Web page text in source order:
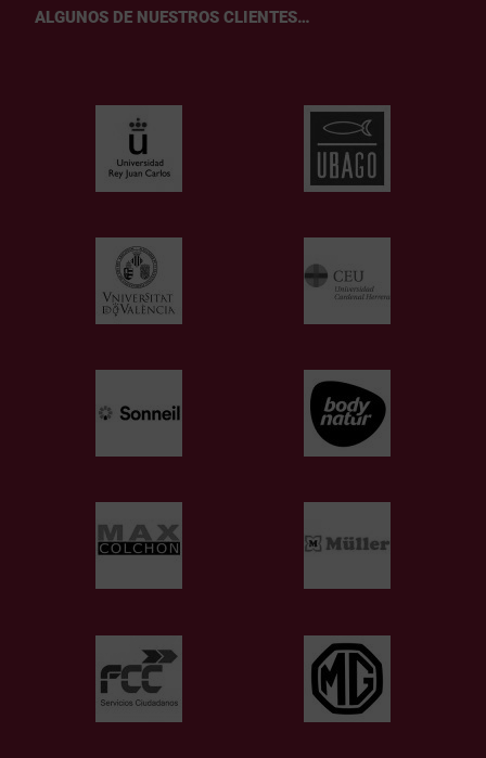
ALGUNOS DE NUESTROS CLIENTES…